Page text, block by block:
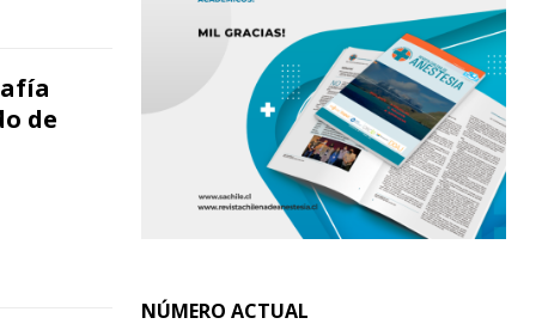
de
NÚMERO ACTUAL